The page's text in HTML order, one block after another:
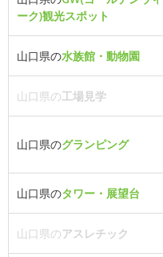
ーク)観光スポット
山口県の水族館・動物園
山口県の工場見学
山口県のグランピング
山口県のタワー・展望台
山口県のアスレチック